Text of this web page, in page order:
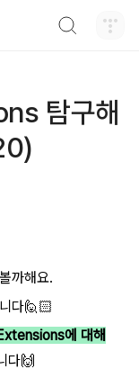
탐구해
까해요.
다🙋🏻
에 대해
다🙌